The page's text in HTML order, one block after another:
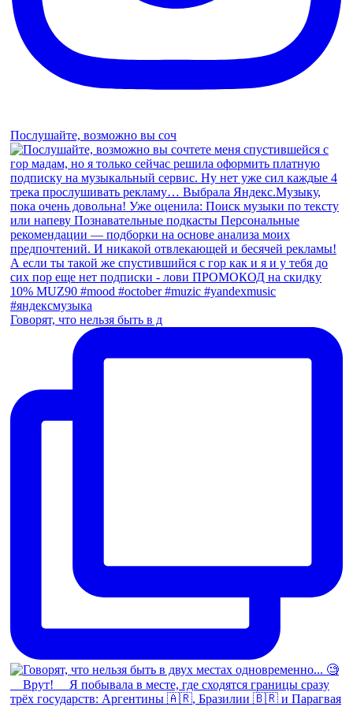
Послушайте, возможно вы соч
Говорят, что нельзя быть в д